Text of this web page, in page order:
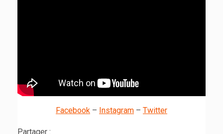
Facebook – Instagram – Twitter
Partager :